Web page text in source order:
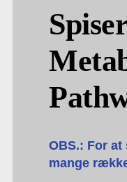
OBS.: For
mange